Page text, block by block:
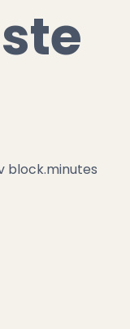
block.minutes